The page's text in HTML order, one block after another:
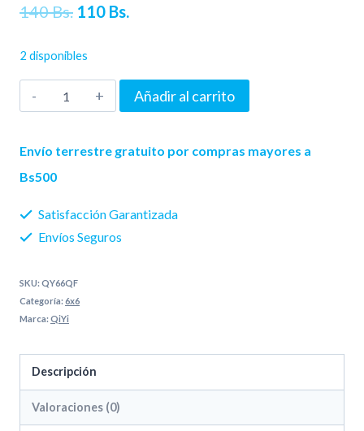
140Bs. El
original
era:
110 Bs.El
actual
es:
2 disponibles
6x6
Qifan
S2
Añadir al carrito
Envío terrestre gratuito por compras mayores a
Bs500
Satisfacción Garantizada
Envíos Seguros
SKU:QY66QF
Categoría:6x6
Marca:QiYi
Descripción
Valoraciones (0)